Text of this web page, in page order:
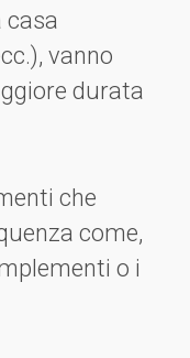
casa
vanno
durata
che
come,
o i